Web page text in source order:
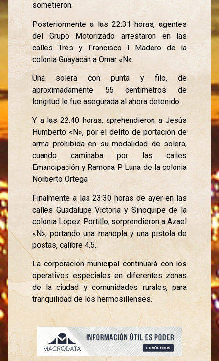
sometieron.
Posteriormente a las 22:31 horas, agentes
del Grupo Motorizado arrestaron en las
calles Tres y Francisco I Madero de la
colonia Guayacán a Omar «N».
Una solera con punta y filo, de
aproximadamente 55 centímetros de
longitud le fue asegurada al ahora detenido.
Y a las 22:40 horas, aprehendieron a Jesús
Humberto «N», por el delito de portación de
arma prohibida en su modalidad de solera,
cuando caminaba por las calles
Emancipación y Ramona P. Luna de la colonia
Norberto Ortega.
Finalmente a las 23:30 horas de ayer en las
calles Guadalupe Victoria y Sinoquipe de la
colonia López Portillo, sorprendieron a Azael
«N», portando una manopla y una pistola de
postas, calibre 4.5.
La corporación municipal continuará con los
operativos especiales en diferentes zonas
de la ciudad y comunidades rurales, para
tranquilidad de los hermosillenses.